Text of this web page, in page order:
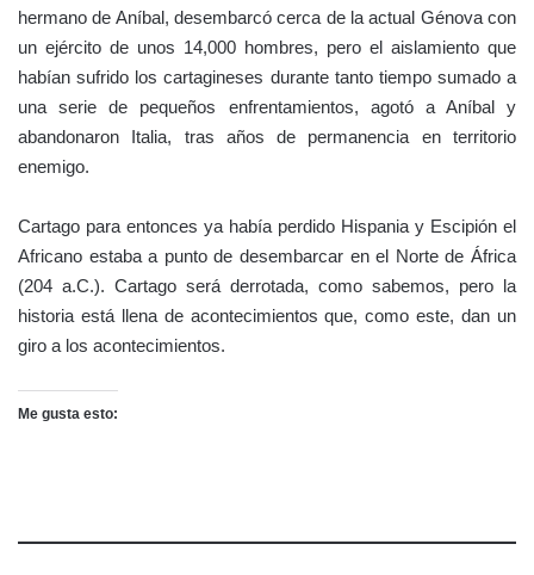
hermano de Aníbal, desembarcó cerca de la actual Génova con
un ejército de unos 14,000 hombres, pero el aislamiento que
habían sufrido los cartagineses durante tanto tiempo sumado a
una serie de pequeños enfrentamientos, agotó a Aníbal y
abandonaron Italia, tras años de permanencia en territorio
enemigo.
Cartago para entonces ya había perdido Hispania y Escipión el
Africano estaba a punto de desembarcar en el Norte de África
(204 a.C.). Cartago será derrotada, como sabemos, pero la
historia está llena de acontecimientos que, como este, dan un
giro a los acontecimientos.
Me gusta esto: